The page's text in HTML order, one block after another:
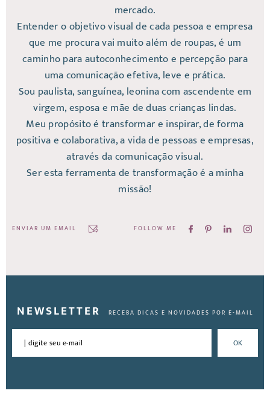
mercado.
Entender o objetivo visual de cada pessoa e empresa
que me procura vai muito além de roupas, é um
caminho para autoconhecimento e percepção para
uma comunicação efetiva, leve e prática.
Sou paulista, sanguínea, leonina com ascendente em
virgem, esposa e mãe de duas crianças lindas.
Meu propósito é transformar e inspirar, de forma
positiva e colaborativa, a vida de pessoas e empresas,
através da comunicação visual.
Ser esta ferramenta de transformação é a minha
missão!
ENVIAR UM EMAIL FOLLOW ME
NEWSLETTER RECEBA DICAS E NOVIDADES POR E-MAIL